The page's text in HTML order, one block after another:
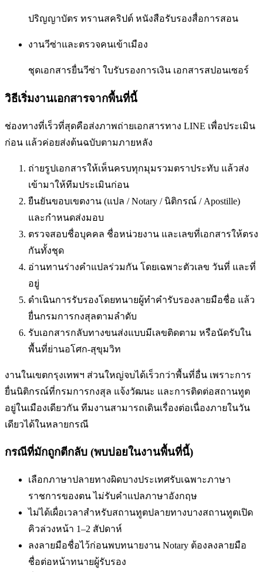
ปริญญาบัตร ทรานสคริปต์ หนังสือรับรองสื่อการสอน
งานวีซ่าและตรวจคนเข้าเมือง
ชุดเอกสารยื่นวีซ่า ใบรับรองการเงิน เอกสารสปอนเซอร์
วิธีเริ่มงานเอกสารจากพื้นที่นี้
ช่องทางที่เร็วที่สุดคือส่งภาพถ่ายเอกสารทาง LINE เพื่อประเมิน
ก่อน แล้วค่อยส่งต้นฉบับตามภายหลัง
ถ่ายรูปเอกสารให้เห็นครบทุกมุมรวมตราประทับ แล้วส่ง
เข้ามาให้ทีมประเมินก่อน
ยืนยันขอบเขตงาน (แปล / Notary / นิติกรณ์ / Apostille)
และกำหนดส่งมอบ
ตรวจสอบชื่อบุคคล ชื่อหน่วยงาน และเลขที่เอกสารให้ตรง
กันทั้งชุด
อ่านทานร่างคำแปลร่วมกัน โดยเฉพาะตัวเลข วันที่ และที่
อยู่
ดำเนินการรับรองโดยทนายผู้ทำคำรับรองลายมือชื่อ แล้ว
ยื่นกรมการกงสุลตามลำดับ
รับเอกสารกลับทางขนส่งแบบมีเลขติดตาม หรือนัดรับใน
พื้นที่ย่านอโศก-สุขุมวิท
งานในเขตกรุงเทพฯ ส่วนใหญ่จบได้เร็วกว่าพื้นที่อื่น เพราะการ
ยื่นนิติกรณ์ที่กรมการกงสุล แจ้งวัฒนะ และการติดต่อสถานทูต
อยู่ในเมืองเดียวกัน ทีมงานสามารถเดินเรื่องต่อเนื่องภายในวัน
เดียวได้ในหลายกรณี
กรณีที่มักถูกตีกลับ (พบบ่อยในงานพื้นที่นี้)
เลือกภาษาปลายทางผิดบางประเทศรับเฉพาะภาษา
ราชการของตน ไม่รับคำแปลภาษาอังกฤษ
ไม่ได้เผื่อเวลาสำหรับสถานทูตปลายทางบางสถานทูตเปิด
คิวล่วงหน้า 1–2 สัปดาห์
ลงลายมือชื่อไว้ก่อนพบทนายงาน Notary ต้องลงลายมือ
ชื่อต่อหน้าทนายผู้รับรอง